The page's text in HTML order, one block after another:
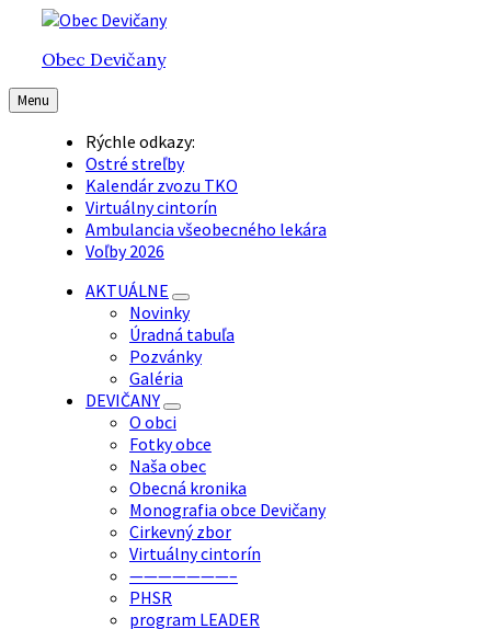
Preskočiť
obsah
Preskočiť
hlavnú
navigáciu
Preskočiť
pätičkuObec Devičany
Menu
Rýchle odkazy:
Ostré streľby
Kalendár zvozu TKO
Virtuálny cintorín
Ambulancia všeobecného lekára
Voľby 2026
AKTUÁLNE
Novinky
Úradná tabuľa
Pozvánky
Galéria
DEVIČANY
O obci
Fotky obce
Naša obec
Obecná kronika
Monografia obce Devičany
Cirkevný zbor
Virtuálny cintorín
———————–
PHSR
program LEADER